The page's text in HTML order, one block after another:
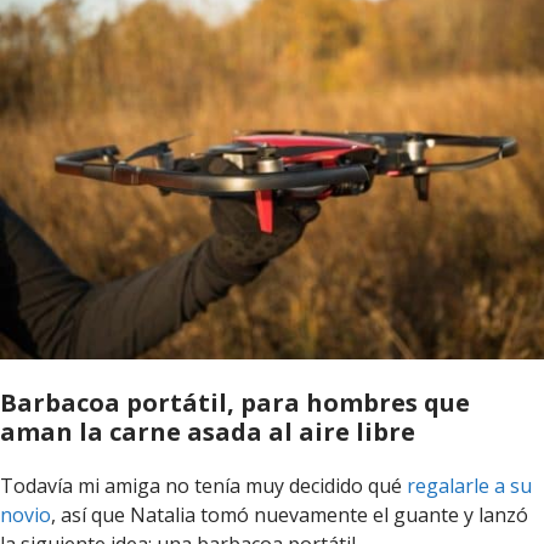
Barbacoa portátil, para hombres que
aman la carne asada al aire libre
Todavía mi amiga no tenía muy decidido qué regalarle a su
novio, así que Natalia tomó nuevamente el guante y lanzó